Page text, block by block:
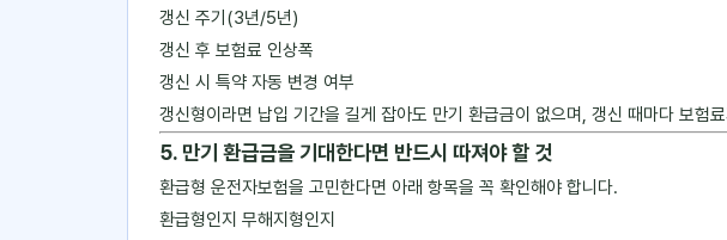
갱신 주기(3년/5년)
갱신 후 보험료 인상폭
갱신 시 특약 자동 변경 여부
갱신형이라면 납입 기간을 길게 잡아도 만기 환급금이 없으며, 갱신 때마다 보험
5. 만기 환급금을 기대한다면 반드시 따져야 할 것
환급형 운전자보험을 고민한다면 아래 항목을 꼭 확인해야 합니다.
환급형인지 무해지형인지